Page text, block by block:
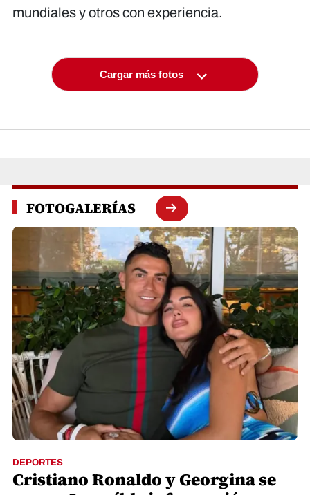
mundiales y otros con experiencia.
Cargar más fotos
FOTOGALERÍAS
DEPORTES
Cristiano Ronaldo y Georgina se